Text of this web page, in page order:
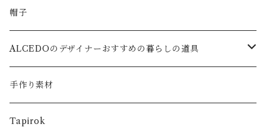
帽子
ALCEDOのデザイナーおすすめの暮らしの道具
キッズ
台所で使う道具
手作り素材
Tapirok